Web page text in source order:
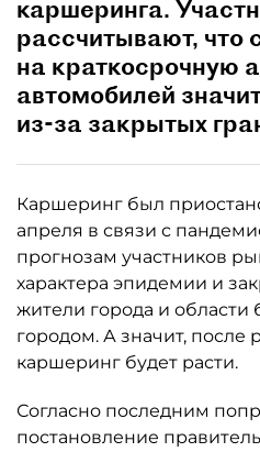
каршеринга.
рассчитывают, что
на краткосрочную
автомобилей
из-за закрытых
Каршеринг был
апреля в связи с
прогнозам участников
характера эпидемии и
жители города и области
городом. А значит, после
каршеринг будет расти.
Согласно последним
постановление